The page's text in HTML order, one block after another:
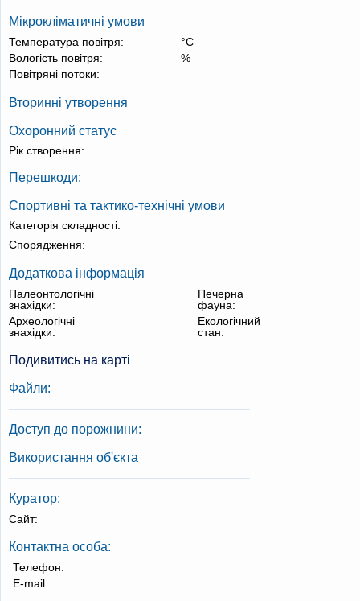
Мікрокліматичні умови
Температура повітря:
°С
Вологість повітря:
%
Повітряні потоки:
Вторинні утворення
Охоронний статус
Рік створення:
Перешкоди:
Спортивні та тактико-технічні умови
Категорія складності:
Спорядження:
Додаткова інформація
Палеонтологічні
знахідки:
Печерна
фауна:
Археологічні
знахідки:
Екологічний
стан:
Подивитись на карті
Файли:
Доступ до порожнини:
Використання об'єкта
Куратор:
Сайт:
Контактна особа:
Телефон:
E-mail: